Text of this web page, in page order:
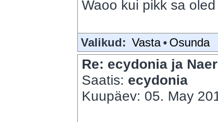
Waoo kui pikk sa
Valikud: Vasta • Osunda
Re: ecydonia ja
Saatis: ecydonia
Kuupäev: 05. May